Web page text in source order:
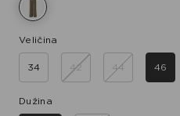
Veličina
34 42 44 46
Dužina